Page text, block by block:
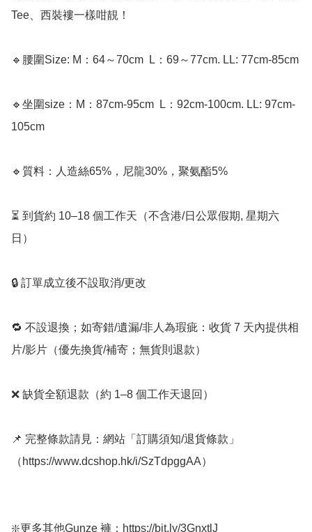
Tee、西裝褸一樣咁靚！
🔹腰圍Size: M：64～70cm ﻿ L：69～77cm. LL: 77cm-85cm
🔹坐圍size：M：87cm-95cm ﻿ L：92cm-100cm. LL: 97cm-
105cm
🔹質料：人造絲65%，尼龍30%，聚氨酯5%
⏳ 到貨約 10–18 個工作天（不含港/日公眾假期, 星期六
日）
🔒 訂單成立後不設取消/更改
🔁 不設退換；如寄錯/遺漏/非人為瑕疵：收貨 7 天內提供相
片/影片（優先換貨/補寄；無貨則退款）
❌ 缺貨全額退款（約 1–8 個工作天退回）
📌 完整條款請見：網站「訂購須知/退貨條款」
（https://www.dcshop.hk/i/SzTdpggAA）
❇️更多其他Gunze 褲：https://bit.ly/3GnxtlJ